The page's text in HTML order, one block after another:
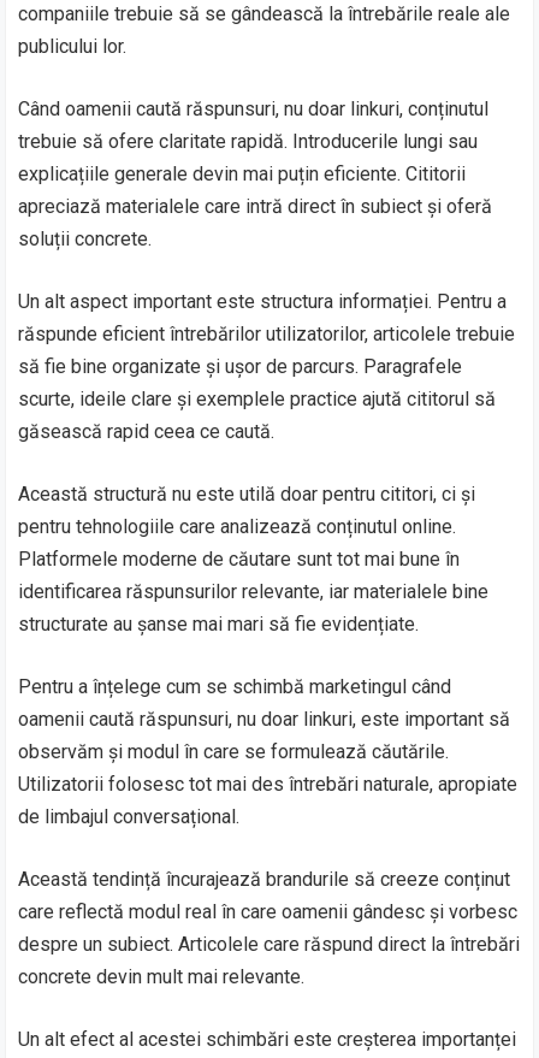
companiile trebuie să se gândească la întrebările reale ale
publicului lor.
Când oamenii caută răspunsuri, nu doar linkuri, conținutul
trebuie să ofere claritate rapidă. Introducerile lungi sau
explicațiile generale devin mai puțin eficiente. Cititorii
apreciază materialele care intră direct în subiect și oferă
soluții concrete.
Un alt aspect important este structura informației. Pentru a
răspunde eficient întrebărilor utilizatorilor, articolele trebuie
să fie bine organizate și ușor de parcurs. Paragrafele
scurte, ideile clare și exemplele practice ajută cititorul să
găsească rapid ceea ce caută.
Această structură nu este utilă doar pentru cititori, ci și
pentru tehnologiile care analizează conținutul online.
Platformele moderne de căutare sunt tot mai bune în
identificarea răspunsurilor relevante, iar materialele bine
structurate au șanse mai mari să fie evidențiate.
Pentru a înțelege cum se schimbă marketingul când
oamenii caută răspunsuri, nu doar linkuri, este important să
observăm și modul în care se formulează căutările.
Utilizatorii folosesc tot mai des întrebări naturale, apropiate
de limbajul conversațional.
Această tendință încurajează brandurile să creeze conținut
care reflectă modul real în care oamenii gândesc și vorbesc
despre un subiect. Articolele care răspund direct la întrebări
concrete devin mult mai relevante.
Un alt efect al acestei schimbări este creșterea importanței